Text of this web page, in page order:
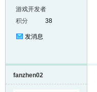
游戏开发者
积分
38
发消息
fanzhen02